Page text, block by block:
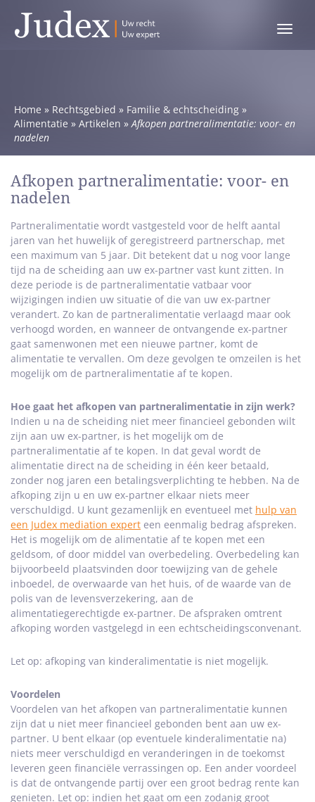
Toggle
Home » Rechtsgebied » Familie & echtscheiding »
Alimentatie » Artikelen »Afkopen partneralimentatie: voor- en
nadelen
Afkopen partneralimentatie: voor- en
nadelen
Partneralimentatie wordt vastgesteld voor de helft aantal
jaren van het huwelijk of geregistreerd partnerschap, met
een maximum van 5 jaar. Dit betekent dat u nog voor lange
tijd na de scheiding aan uw ex-partner vast kunt zitten. In
deze periode is de partneralimentatie vatbaar voor
wijzigingen indien uw situatie of die van uw ex-partner
verandert. Zo kan de partneralimentatie verlaagd maar ook
verhoogd worden, en wanneer de ontvangende ex-partner
gaat samenwonen met een nieuwe partner, komt de
alimentatie te vervallen. Om deze gevolgen te omzeilen is het
mogelijk om de partneralimentatie af te kopen.
Hoe gaat het afkopen van partneralimentatie in zijn werk?
Indien u na de scheiding niet meer financieel gebonden wilt
zijn aan uw ex-partner, is het mogelijk om de
partneralimentatie af te kopen. In dat geval wordt de
alimentatie direct na de scheiding in één keer betaald,
zonder nog jaren een betalingsverplichting te hebben. Na de
afkoping zijn u en uw ex-partner elkaar niets meer
verschuldigd. U kunt gezamenlijk en eventueel met hulp van
een Judex mediation expert een eenmalig bedrag afspreken.
Het is mogelijk om de alimentatie af te kopen met een
geldsom, of door middel van overbedeling. Overbedeling kan
bijvoorbeeld plaatsvinden door toewijzing van de gehele
inboedel, de overwaarde van het huis, of de waarde van de
polis van de levensverzekering, aan de
alimentatiegerechtigde ex-partner. De afspraken omtrent
afkoping worden vastgelegd in een echtscheidingsconvenant.
Let op: afkoping van kinderalimentatie is niet mogelijk.
Voordelen
Voordelen van het afkopen van partneralimentatie kunnen
zijn dat u niet meer financieel gebonden bent aan uw ex-
partner. U bent elkaar (op eventuele kinderalimentatie na)
niets meer verschuldigd en veranderingen in de toekomst
leveren geen financiële verrassingen op. Een ander voordeel
is dat de ontvangende partij over een groot bedrag rente kan
genieten. Let op: indien het gaat om een zodanig groot